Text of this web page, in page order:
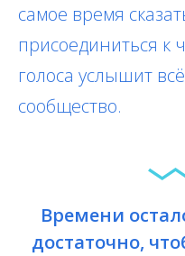
самое время
присоединиться к
голоса услышит
сообщество.
Времени
достаточно,